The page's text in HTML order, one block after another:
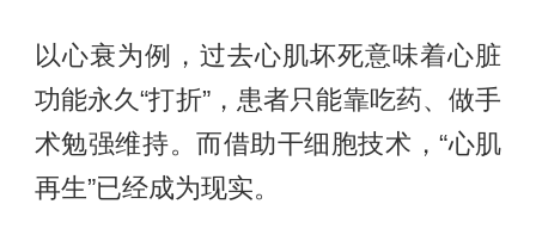
以心衰为例，过去心肌坏死意味着心脏
功能永久“打折”，患者只能靠吃药、做手
术勉强维持。而借助干细胞技术，“心肌
再生”已经成为现实。